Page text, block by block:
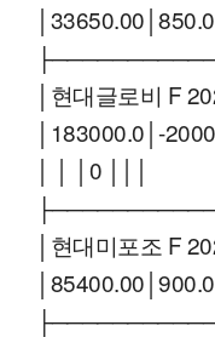
│현대글로비 F
│183000.0│-
│ │ │0 │││
│현대미포조 F